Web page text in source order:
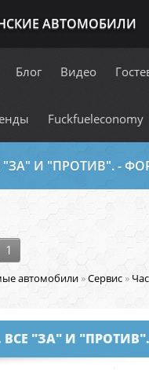
АВТОМОБИЛИ
Блог Видео
Fuckfueleconomy
"ЗА" И "ПРОТИВ". -
1
автомобили »Сервис »
ВСЕ "ЗА" И "ПРОТИВ".